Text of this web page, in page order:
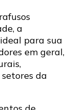
a
para sua
em geral,
da